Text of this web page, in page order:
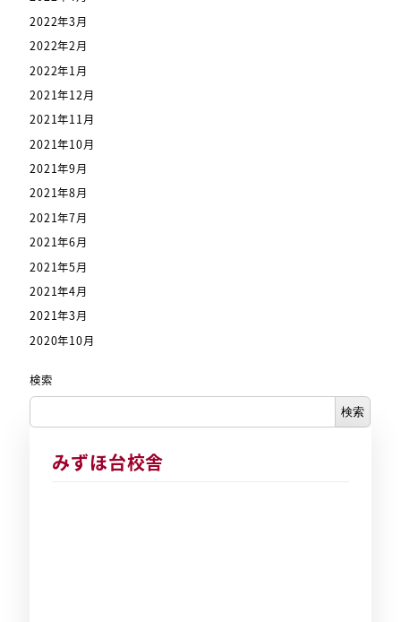
2022年3月
2022年2月
2022年1月
2021年12月
2021年11月
2021年10月
2021年9月
2021年8月
2021年7月
2021年6月
2021年5月
2021年4月
2021年3月
2020年10月
検索
検索
みずほ台校舎